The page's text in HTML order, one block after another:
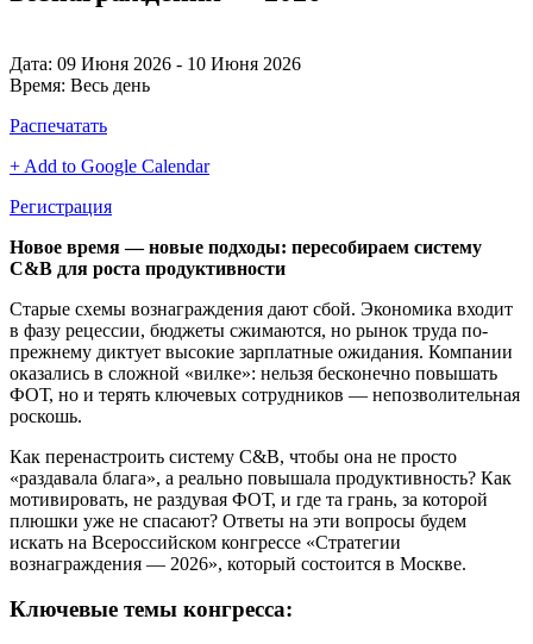
Дата: 09 Июня 2026 - 10 Июня 2026
Время: Весь день
Распечатать
+ Add to Google Calendar
Регистрация
Новое время — новые подходы: пересобираем систему
C&B для роста продуктивности
Старые схемы вознаграждения дают сбой. Экономика входит
в фазу рецессии, бюджеты сжимаются, но рынок труда по-
прежнему диктует высокие зарплатные ожидания. Компании
оказались в сложной «вилке»: нельзя бесконечно повышать
ФОТ, но и терять ключевых сотрудников — непозволительная
роскошь.
Как перенастроить систему C&B, чтобы она не просто
«раздавала блага», а реально повышала продуктивность? Как
мотивировать, не раздувая ФОТ, и где та грань, за которой
плюшки уже не спасают? Ответы на эти вопросы будем
искать на Всероссийском конгрессе «Стратегии
вознаграждения — 2026», который состоится в Москве.
Ключевые темы конгресса: